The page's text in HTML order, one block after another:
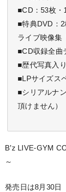
■CD：53枚・
■特典DVD：
ライブ映像集
■CD収録全曲
■歴代写真入
■LPサイズス
■シリアルナ
頂けません）
B’z LIVE-GYM
～
発売日は8月30日